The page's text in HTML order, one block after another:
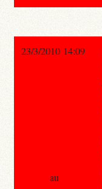
23/3/2010 14:09
au